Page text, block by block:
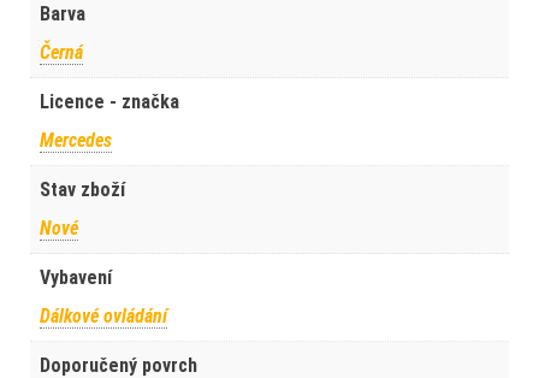
Barva
Černá
Licence - značka
Mercedes
Stav zboží
Nové
Vybavení
Dálkové ovládání
Doporučený povrch